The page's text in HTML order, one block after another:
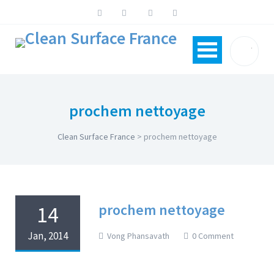
prochem nettoyage
Clean Surface France > prochem nettoyage
14
Jan, 2014
prochem nettoyage
Vong Phansavath 0 Comment